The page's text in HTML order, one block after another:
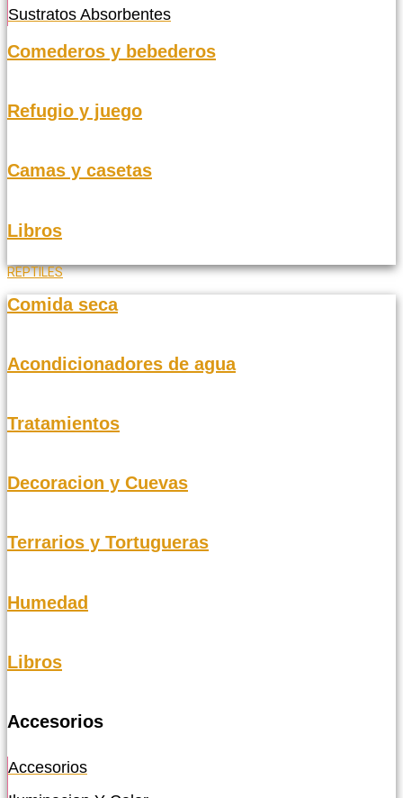
Sustratos Absorbentes
Comederos y bebederos
Refugio y juego
Camas y casetas
Libros
REPTILES
Comida seca
Acondicionadores de agua
Tratamientos
Decoracion y Cuevas
Terrarios y Tortugueras
Humedad
Libros
Accesorios
Accesorios